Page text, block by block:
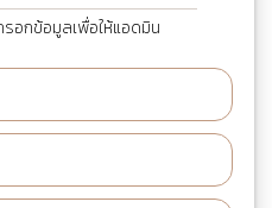
อกข้อมูลเพื่อให้แอดมิน